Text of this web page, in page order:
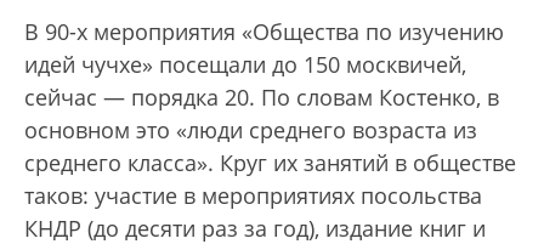
В 90-х мероприятия «Общества по изучению
идей чучхе» посещали до 150 москвичей,
сейчас — порядка 20. По словам Костенко, в
основном это «люди среднего возраста из
среднего класса». Круг их занятий в обществе
таков: участие в мероприятиях посольства
КНДР (до десяти раз за год), издание книг и